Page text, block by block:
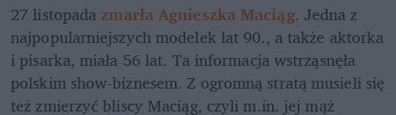
27 listopada zmarła Agnieszka Maciąg. Jedna z
najpopularniejszych modelek lat 90., a także aktorka
i pisarka, miała 56 lat. Ta informacja wstrząsnęła
polskim show-biznesem. Z ogromną stratą musieli się
też zmierzyć bliscy Maciąg, czyli m.in. jej mąż